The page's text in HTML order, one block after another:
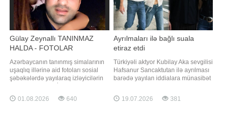
Gülay Zeynallı TANINMAZ
HALDA - FOTOLAR
Azərbaycanın tanınmış simalarının
uşaqlıq illərinə aid fotoları sosial
şəbəkələrdə yayılaraq izləyicilərin
xəbər verir ki, paylaşılan arxiv
şəkillərində məşhur müğənnilər,
01.08.2026 640
Ayrılmaları ilə bağlı suala
etiraz etdi
Türkiyəli aktyor Kubilay Aka sevgilisi
Hafsanur Sancaktutan ilə ayrılması
barədə yayılan iddialara münasibət
aktyor münasibətlərinin davam
etdiyini açıqlayıb. "Əlaqəmiz davam
19.07.2026 381